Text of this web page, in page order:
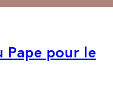
Pape pour le